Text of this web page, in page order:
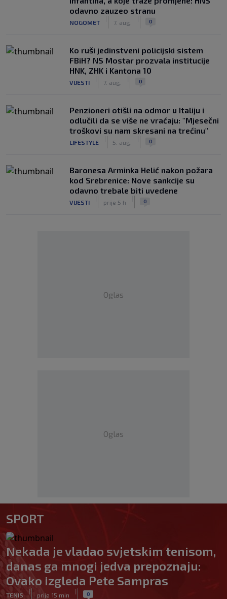
odavno zauzeo stranu
NOGOMET 7. aug. 0
Ko ruši jedinstveni policijski sistem
FBiH? NS Mostar prozvala institucije
HNK, ZHK i Kantona 10
VIJESTI 7. aug. 0
Penzioneri otišli na odmor u Italiju i
odlučili da se više ne vraćaju: "Mjesečni
troškovi su nam skresani na trećinu"
LIFESTYLE 5. aug. 0
Baronesa Arminka Helić nakon požara
kod Srebrenice: Nove sankcije su
odavno trebale biti uvedene
VIJESTI prije 5 h 0
Oglas
Oglas
SPORT
Nekada je vladao svjetskim tenisom,
danas ga mnogi jedva prepoznaju:
Ovako izgleda Pete Sampras
TENIS
|
prije 15 min
| 0